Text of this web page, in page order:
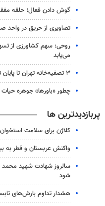
گوش دادن فعال؛ حلقه
تصاویری از حریق در واحد
می‌یابد
۳ ﺗﺼﻔﻴﻪ‌ﺧﺎﻧﻪ‌ تهران تا پایان تابستان تکمیل و به بهره‌برداری می‌رسند
چطور «باورها» جوهره حیات
پربازدیدترین ها
کلاژن برای سلامت
واکنش عربستان و قطر به
سالروز شهادت شهید محمد
شود
هشدار تداوم بارش‌های تابستانه و